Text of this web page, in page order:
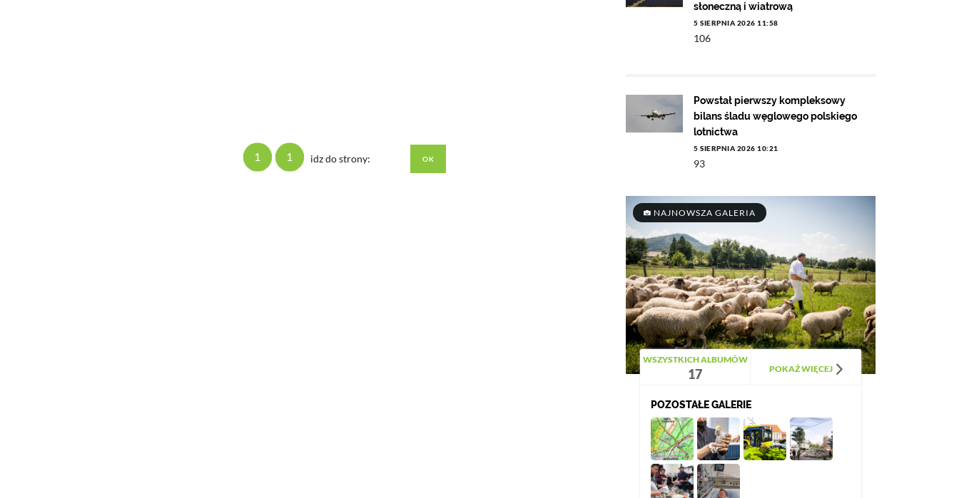
1 1 idz do strony:
słoneczną i wiatrową
5 SIERPNIA 2026 11:58
106
Powstał pierwszy kompleksowy
bilans śladu węglowego polskiego
lotnictwa
5 SIERPNIA 2026 10:21
93
NAJNOWSZA GALERIA
WSZYSTKICH ALBUMÓW
17 POKAŻ WIĘCEJ
POZOSTAŁE GALERIE